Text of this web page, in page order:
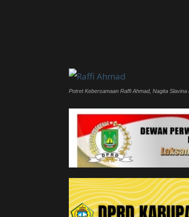
Potret Kebersamaan Raffi Ahmad, Nagita Slavina